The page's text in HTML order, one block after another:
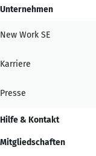
Unternehmen
New Work SE
Karriere
Presse
Hilfe & Kontakt
Mitgliedschaften